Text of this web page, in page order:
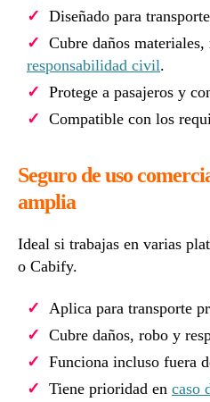
Diseñado para
Cubre daños
responsabilidad civil.
Protege a pasajeros y
Compatible con los
Seguro de uso
amplia
Ideal si trabajas en varias
o Cabify.
Aplica para transporte
Cubre daños, robo y
Funciona incluso fuera
Tiene prioridad en caso